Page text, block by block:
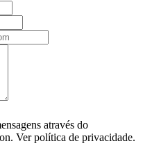
através do
Ver política de privacidade.